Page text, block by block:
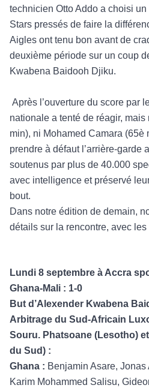
technicien Otto Addo a choisi
Stars pressés de faire la
Aigles ont tenu bon avant de
deuxième période sur un coup
Kwabena Baidooh Djiku.
Après l’ouverture du score par
nationale a tenté de réagir,
min), ni Mohamed Camara (65è
prendre à défaut l’arrière-garde
soutenus par plus de 40.000
avec intelligence et préservé
bout.
Dans notre édition de demain,
détails sur la rencontre, avec
Lundi 8 septembre à Accra
Ghana-Mali : 1-0
But d’Alexender Kwabena
Arbitrage du Sud-Africain
Souru. Phatsoane (Lesotho)
du Sud) :
Ghana : Benjamin Asare, Jonas
Karim Mohammed Salisu,